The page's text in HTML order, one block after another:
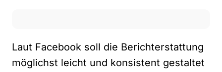
Laut Facebook soll die Berichterstattung
möglichst leicht und konsistent gestaltet